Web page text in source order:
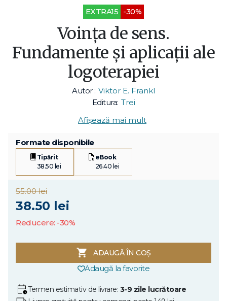
EXTRA15 -30%
Voința de sens.
Fundamente și aplicații ale
logoterapiei
Autor : Viktor E. Frankl
Editura: Trei
Afișează mai mult
Formate disponibile
Tipărit
38.50 lei
eBook
26.40 lei
55.00 lei
38.50 lei
Reducere: -30%
ADAUGĂ ÎN COȘ
Adaugă la favorite
Termen estimativ de livrare: 3-9 zile lucrătoare